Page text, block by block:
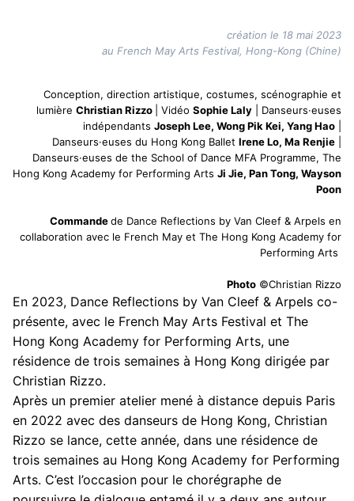
création le 18 mai 2023
au French May Arts Festival, Hong-Kong (Chine)
Conception, direction artistique, costumes, scénographie et
lumière Christian Rizzo | Vidéo Sophie Laly | Danseurs·euses
indépendants Joseph Lee, Wong Pik Kei, Yang Hao
Danseurs·euses du Hong Kong Ballet Irene Lo, Ma Renjie
Danseurs·euses de the School of Dance MFA Programme, The
Hong Kong Academy for Performing Arts Ji Jie, Pan Tong, Wayson
Poon
Commandede Dance Reflections by Van Cleef & Arpels en
collaboration avec le French May et The Hong Kong Academy for
Performing Arts
Photo ©Christian Rizzo
En 2023, Dance Reflections by Van Cleef & Arpels co-
présente, avec le French May Arts Festival et The
Hong Kong Academy for Performing Arts, une
résidence de trois semaines à Hong Kong dirigée par
Christian Rizzo.
Après un premier atelier mené à distance depuis Paris
en 2022 avec des danseurs de Hong Kong, Christian
Rizzo se lance, cette année, dans une résidence de
trois semaines au Hong Kong Academy for Performing
Arts. C’est l’occasion pour le chorégraphe de